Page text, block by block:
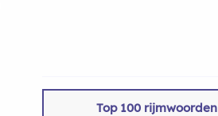
Top 100 rijmwoorden